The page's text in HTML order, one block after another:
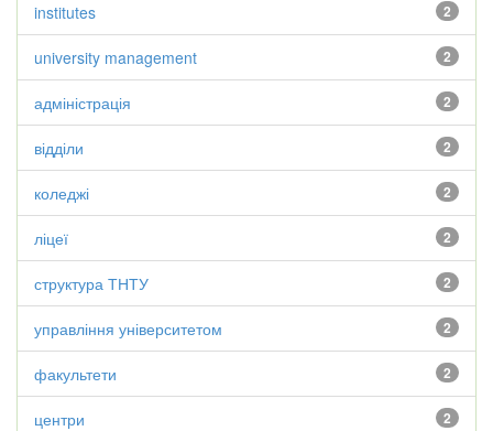
2
institutes
2
university management
2
адміністрація
2
відділи
2
коледжі
2
ліцеї
2
структура ТНТУ
2
управління університетом
2
факультети
2
центри